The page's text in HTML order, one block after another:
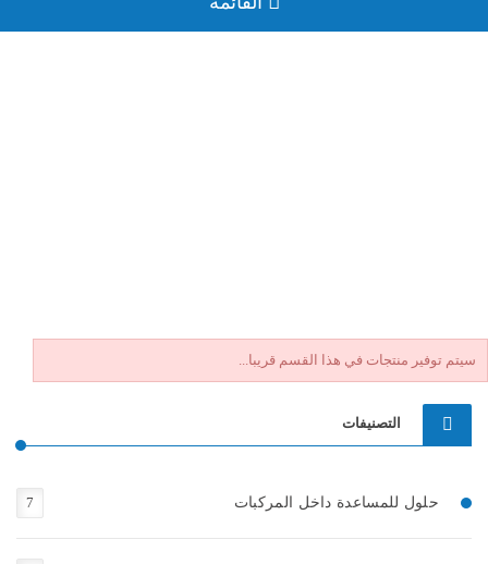
سيتم توفير منتجات في هذا القسم قريبا...
التصنيفات
حلول للمساعدة داخل المركبات 7